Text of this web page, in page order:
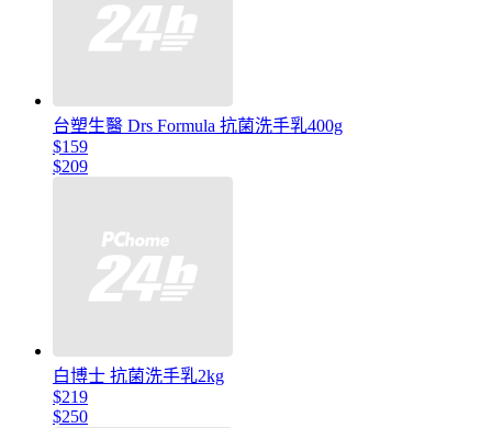
台塑生醫 Drs Formula 抗菌洗手乳400g
$159
$209
白博士 抗菌洗手乳2kg
$219
$250